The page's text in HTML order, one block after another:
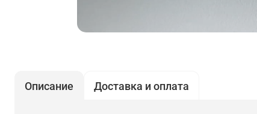
Описание Доставка и оплата